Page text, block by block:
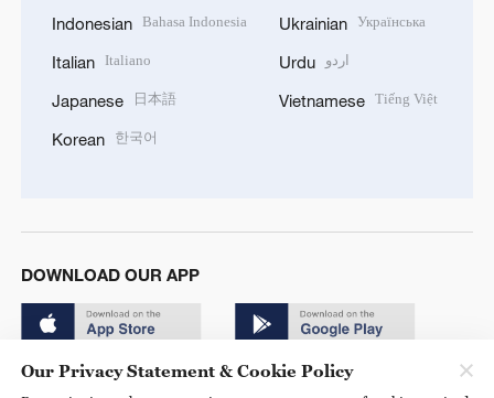
Indonesian Bahasa Indonesia
Italian Italiano
Japanese 日本語
Korean 한국어
Ukrainian Українська
Urdu اردو
Vietnamese Tiếng Việt
DOWNLOAD OUR APP
Our Privacy Statement & Cookie Policy